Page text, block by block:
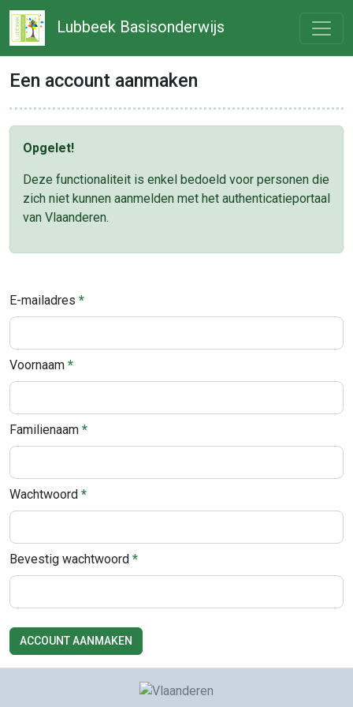
Lubbeek Basisonderwijs
Een account aanmaken
Opgelet!
Deze functionaliteit is enkel bedoeld voor personen die
zich niet kunnen aanmelden met het authenticatieportaal
van Vlaanderen.
E-mailadres
Voornaam
Familienaam
Wachtwoord
Bevestig wachtwoord
ACCOUNT AANMAKEN